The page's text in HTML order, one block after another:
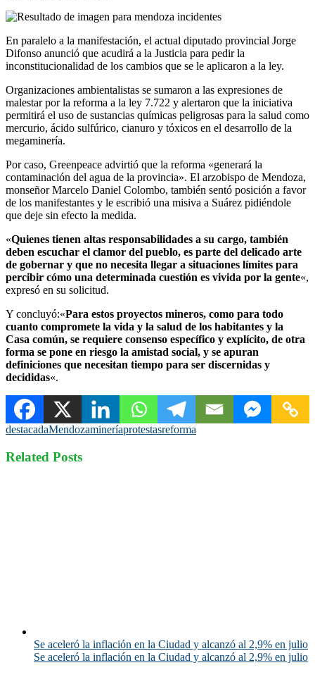
En paralelo a la manifestación, el actual diputado provincial Jorge
Difonso anunció que acudirá a la Justicia para pedir la
inconstitucionalidad de los cambios que se le aplicaron a la ley.
Organizaciones ambientalistas se sumaron a las expresiones de
malestar por la reforma a la ley 7.722 y alertaron que la iniciativa
permitirá el uso de sustancias químicas peligrosas para la salud como
mercurio, ácido sulfúrico, cianuro y tóxicos en el desarrollo de la
megaminería.
Por caso, Greenpeace advirtió que la reforma «generará la
contaminación del agua de la provincia». El arzobispo de Mendoza,
monseñor Marcelo Daniel Colombo, también sentó posición a favor
de los manifestantes y le escribió una misiva a Suárez pidiéndole
que deje sin efecto la medida.
«Quienes tienen altas responsabilidades a su cargo, también
deben escuchar el clamor del pueblo, es parte del delicado arte
de gobernar y que no necesita llegar a situaciones límites para
percibir cómo una determinada cuestión es vivida por la gente«,
expresó en su solicitud.
Y concluyó:«Para estos proyectos mineros, como para todo
cuanto compromete la vida y la salud de los habitantes y la
Casa común, se requiere consenso específico y explícito, de otra
forma se pone en riesgo la amistad social, y se apuran
definiciones que necesitan tiempo para ser discernidas y
decididas«.
destacadaMendozamineríaprotestasreforma
Related Posts
Se aceleró la inflación en la Ciudad y alcanzó al 2,9% en julio
Se aceleró la inflación en la Ciudad y alcanzó al 2,9% en julio